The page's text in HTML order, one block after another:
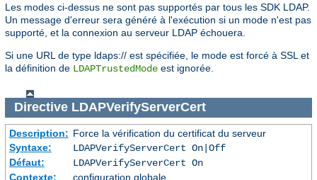
Les modes ci-dessus ne sont pas supportés par tous les SDK LDAP.
Un message d'erreur sera généré à l'exécution si un mode n'est pas
supporté, et la connexion au serveur LDAP échouera.
Si une URL de type ldaps:// est spécifiée, le mode est forcé à SSL et
la définition de LDAPTrustedMode est ignorée.
Directive LDAPVerifyServerCert
Description: Force la vérification du certificat du serveur
Syntaxe:
LDAPVerifyServerCert On|Off
Défaut:
LDAPVerifyServerCert On
Contexte:
configuration globale